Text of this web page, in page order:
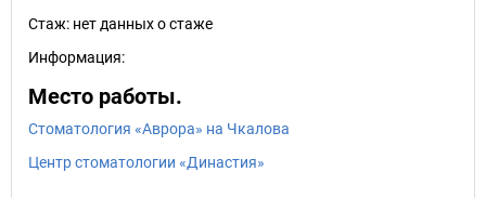
Стаж: нет данных о стаже
Информация:
Место работы.
Стоматология «Аврора» на Чкалова
Центр стоматологии «Династия»